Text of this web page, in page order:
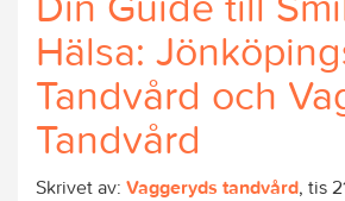
Hälsa:
Tandvård och
Tandvård
Skrivet av: Vaggeryds tandvård, tis